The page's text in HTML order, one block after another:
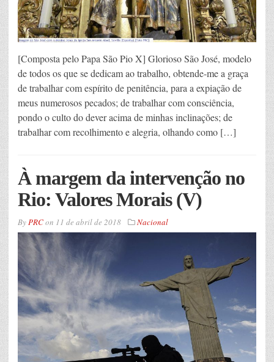
[Composta pelo Papa São Pio X] Glorioso São José, modelo
de todos os que se dedicam ao trabalho, obtende-me a graça
de trabalhar com espírito de penitência, para a expiação de
meus numerosos pecados; de trabalhar com consciência,
pondo o culto do dever acima de minhas inclinações; de
trabalhar com recolhimento e alegria, olhando como […]
À margem da intervenção no
Rio: Valores Morais (V)
ByPRCon 11 de abril de 2018 Nacional